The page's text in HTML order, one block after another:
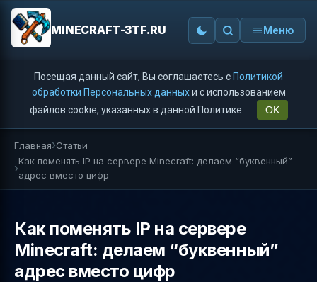
MINECRAFT-3TF.RU Меню
Посещая данный сайт, Вы соглашаетесь с Политикой
обработки Персональных данныхи с использованием
файлов cookie, указанных в данной Политике.
OK
Главная Статьи
Как поменять IP на сервере Minecraft: делаем “буквенный”
адрес вместо цифр
Как поменять IP на сервере
Minecraft: делаем “буквенный”
адрес вместо цифр